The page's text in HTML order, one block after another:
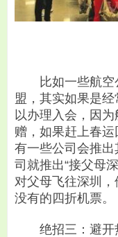
比如一些航空
盟，其实如果是
以办理入会，因
赠，如果赶上春
有一些公司会推
司就推出“接父母
对父母飞往深圳
没有的四折机票。
绝招三：避开